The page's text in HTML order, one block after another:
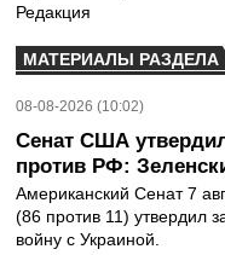
Редакция
МАТЕРИАЛЫ РАЗДЕЛА
08-08-2026 (10:02)
Сенат США
против РФ:
Американский Сенат 7
(86 против 11) утвердил
войну с Украиной.